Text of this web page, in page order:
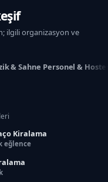
ilgili organizasyon ve
& Sahne Personel &
Kiralama
eğlence